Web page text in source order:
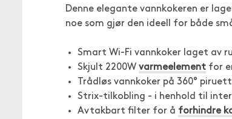
Denne elegante vannkokeren er
noe som gjør den ideell for både
Smart Wi-Fi vannkoker laget av
Skjult 2200W varmeelement for
Trådløs vannkoker på 360°
Strix-tilkobling - i henhold til
Avtakbart filter for å forhindre